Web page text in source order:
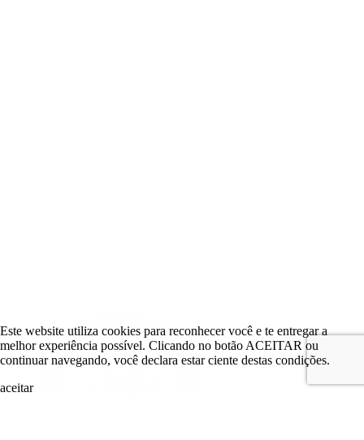
Este website utiliza cookies para reconhecer você e te entregar a
melhor experiência possível. Clicando no botão ACEITAR ou
continuar navegando, você declara estar ciente destas condições.
aceitar